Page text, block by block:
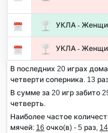
УКЛА -
УКЛА -
В последних 20 играх
четверти соперника. 13
В сумме за 20 игр забито
четверть.
Наиболее частое
мячей: 16 очко(в) - 5 раз, 14